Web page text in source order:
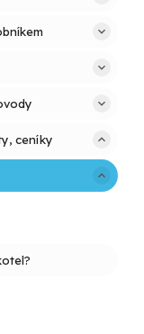
ceníky